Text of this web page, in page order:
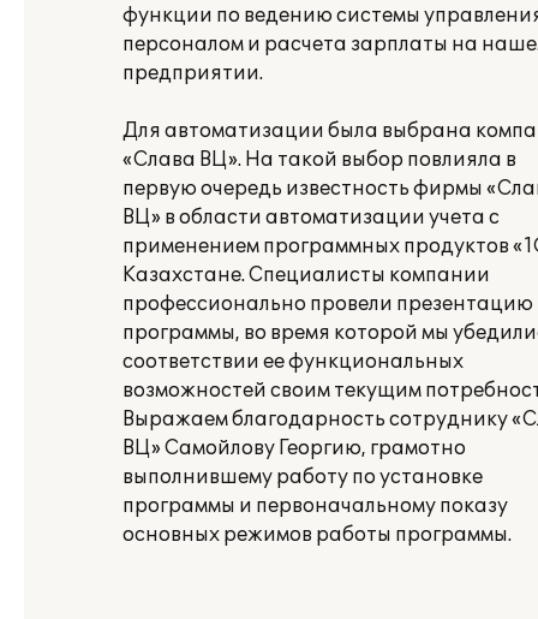
функции по ведению системы
персоналом и расчета зарплаты на
предприятии.
Для автоматизации была выбрана
«Слава ВЦ». На такой выбор повлияла в
первую очередь известность фирмы
ВЦ» в области автоматизации учета с
применением программных продуктов
Казахстане. Специалисты компании
профессионально провели презентацию
программы, во время которой мы
соответствии ее функциональных
возможностей своим текущим
Выражаем благодарность сотруднику
ВЦ» Самойлову Георгию, грамотно
выполнившему работу по установке
программы и первоначальному показу
основных режимов работы программы.